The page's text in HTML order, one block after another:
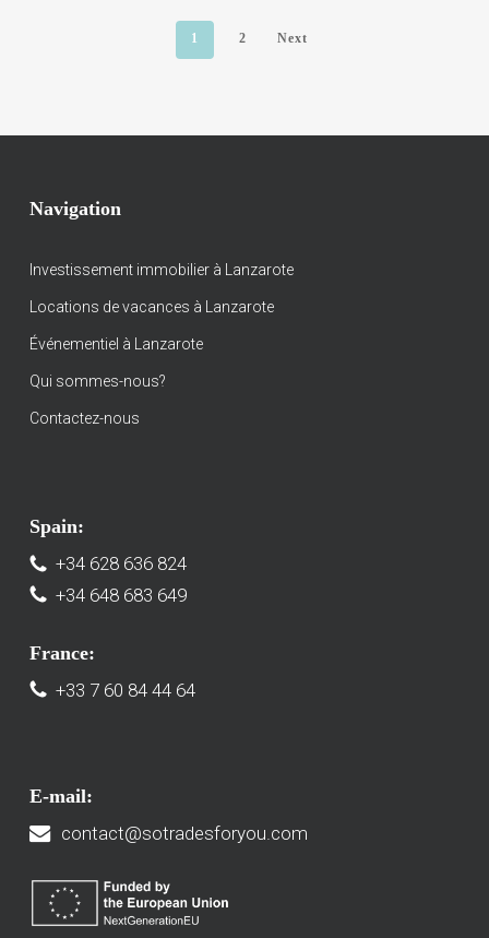
1 2 Next
Navigation
Investissement immobilier à Lanzarote
Locations de vacances à Lanzarote
Événementiel à Lanzarote
Qui sommes-nous?
Contactez-nous
Spain:
+34 628 636 824
+34 648 683 649
France:
+33 7 60 84 44 64
E-mail:
contact@sotradesforyou.com